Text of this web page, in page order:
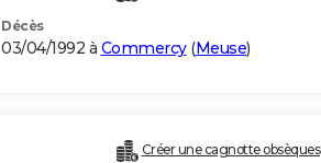
Décès
03/04/1992 à Commercy(Meuse)
Créer une cagnotte obsèques